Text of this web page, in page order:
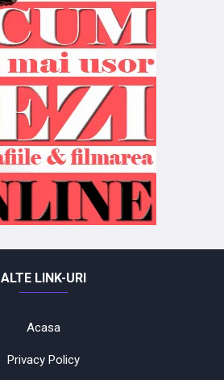
ALTE LINK-URI
Acasa
Privacy Policy